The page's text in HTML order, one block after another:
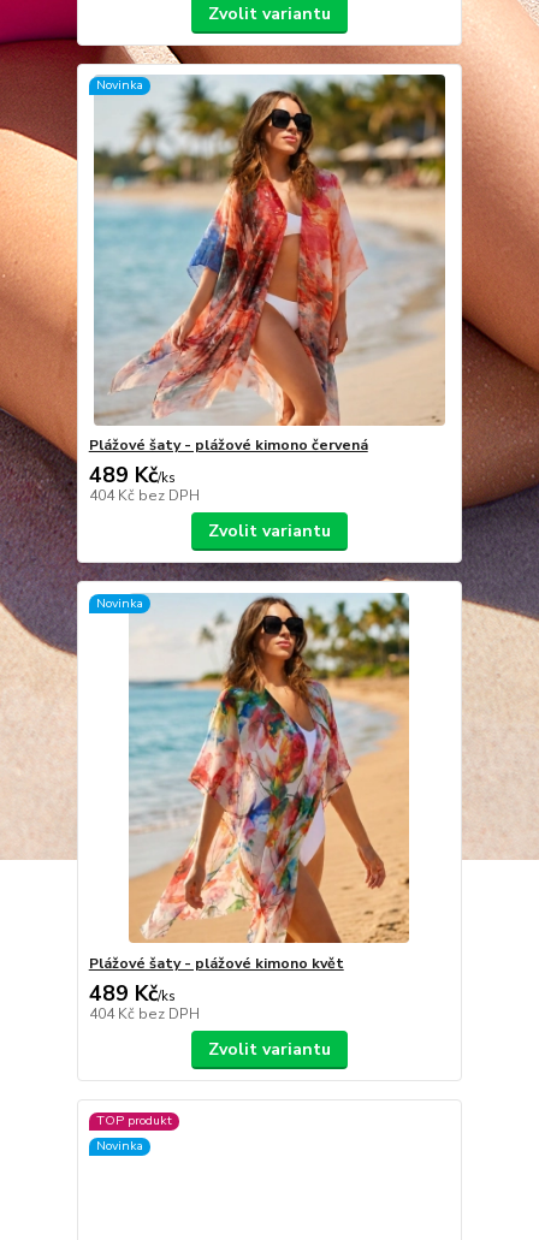
Zvolit variantu
Novinka
Plážové šaty - plážové kimono červená
489 Kč/ks
404 Kč bez DPH
Zvolit variantu
Novinka
Plážové šaty - plážové kimono květ
489 Kč/ks
404 Kč bez DPH
Zvolit variantu
TOP produkt
Novinka